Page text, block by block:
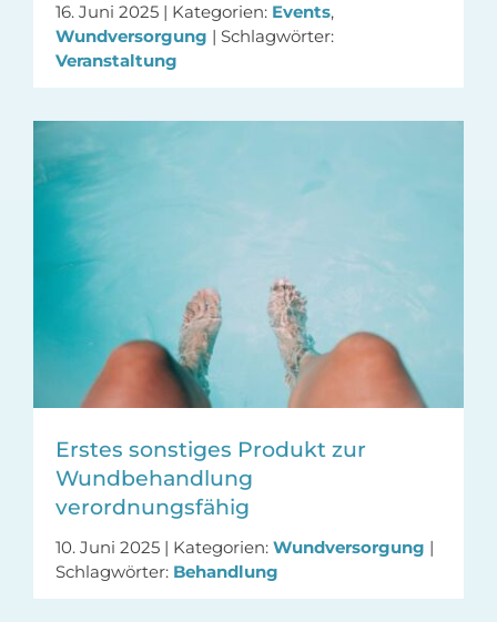
16. Juni 2025 | Kategorien: Events,
Wundversorgung | Schlagwörter:
Veranstaltung
Erstes sonstiges Produkt zur
Wundbehandlung
verordnungsfähig
10. Juni 2025 | Kategorien: Wundversorgung |
Schlagwörter: Behandlung